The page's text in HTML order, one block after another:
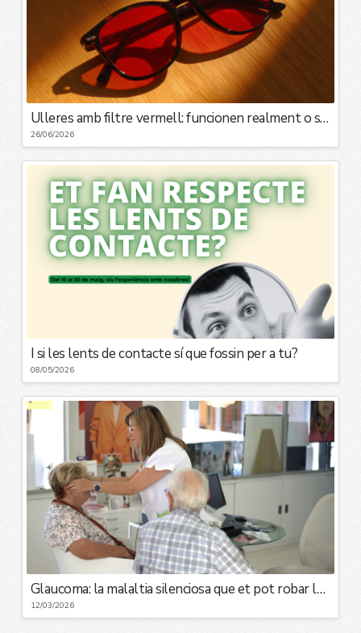
Ulleres amb filtre vermell: funcionen realment o són una moda?
26/06/2026
I si les lents de contacte sí que fossin per a tu?
08/05/2026
Glaucoma: la malaltia silenciosa que et pot robar la visió
12/03/2026